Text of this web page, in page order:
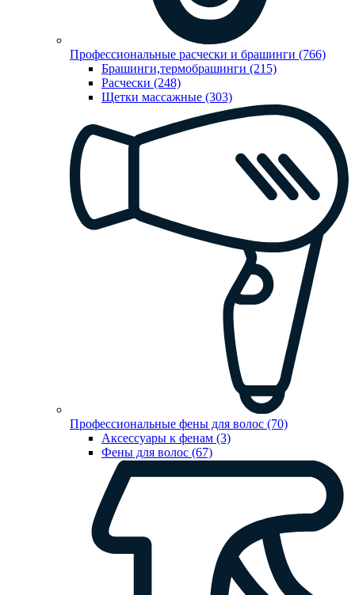
Профессиональные расчески и брашинги (766)
Брашинги,термобрашинги (215)
Расчески (248)
Щетки массажные (303)
Профессиональные фены для волос (70)
Аксессуары к фенам (3)
Фены для волос (67)